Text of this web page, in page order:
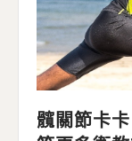
髖關節卡